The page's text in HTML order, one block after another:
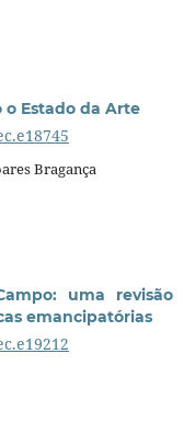
Estado da Arte
Bragança
uma revisão
emancipatórias